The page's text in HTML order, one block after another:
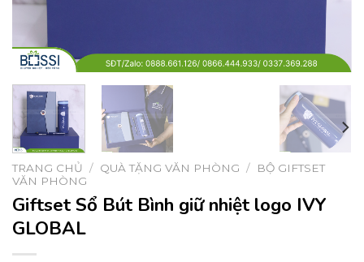
TRANG CHỦ / QUÀ TẶNG VĂN PHÒNG /
BỘ GIFTSET
VĂN PHÒNG
Giftset Sổ Bút Bình giữ nhiệt logo IVY
GLOBAL